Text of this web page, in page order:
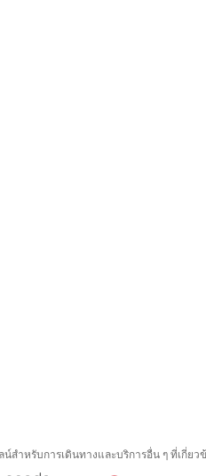
สำหรับการเดินทางและบริการอื่น ๆ ที่เกี่ยว